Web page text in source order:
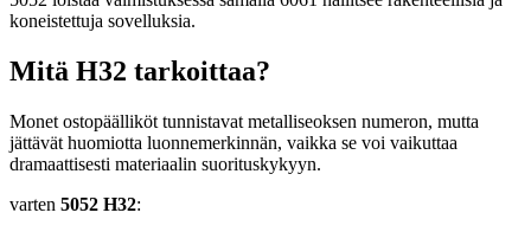
koneistettuja sovelluksia.
Mitä H32 tarkoittaa?
Monet ostopäälliköt tunnistavat metalliseoksen numeron, mutta
jättävät huomiotta luonnemerkinnän, vaikka se voi vaikuttaa
dramaattisesti materiaalin suorituskykyyn.
varten 5052 H32: